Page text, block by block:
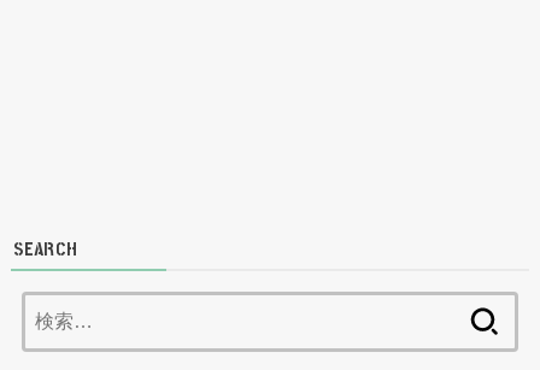
SEARCH
索: